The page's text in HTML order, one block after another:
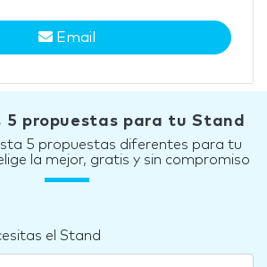
Email
5 propuestas para tu Stand
5 propuestas diferentes para tu
la mejor, gratis y sin compromiso
el Stand